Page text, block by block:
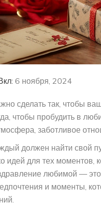
6 ноября, 2024
сделать так, чтобы
чтобы пробудить в
заботливое
должен найти свой
идей для тех моментов,
любимой —
и моменты,